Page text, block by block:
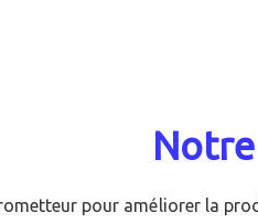
pour améliorer la
créativité. En effet, trop